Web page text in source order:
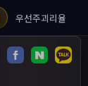
우선주괴리율